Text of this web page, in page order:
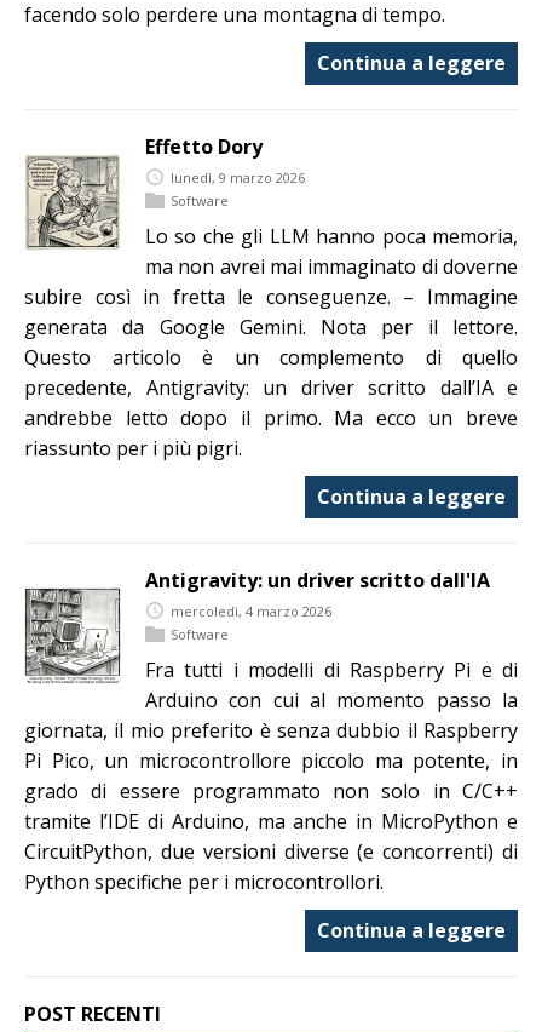
facendo solo perdere una montagna di tempo.
Continua a leggere
Effetto Dory
lunedì, 9 marzo 2026
Software
Lo so che gli LLM hanno poca memoria,
ma non avrei mai immaginato di doverne
subire così in fretta le conseguenze. – Immagine
generata da Google Gemini. Nota per il lettore.
Questo articolo è un complemento di quello
precedente, Antigravity: un driver scritto dall’IA e
andrebbe letto dopo il primo. Ma ecco un breve
riassunto per i più pigri.
Continua a leggere
Antigravity: un driver scritto dall'IA
mercoledì, 4 marzo 2026
Software
Fra tutti i modelli di Raspberry Pi e di
Arduino con cui al momento passo la
giornata, il mio preferito è senza dubbio il Raspberry
Pi Pico, un microcontrollore piccolo ma potente, in
grado di essere programmato non solo in C/C++
tramite l’IDE di Arduino, ma anche in MicroPython e
CircuitPython, due versioni diverse (e concorrenti) di
Python specifiche per i microcontrollori.
Continua a leggere
POST RECENTI